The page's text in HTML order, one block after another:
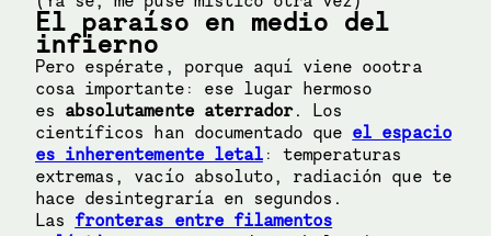
El paraíso en medio del
infierno
Pero espérate, porque aquí viene oootra
cosa importante: ese lugar hermoso
es absolutamente aterrador. Los
científicos han documentado que el espacio
es inherentemente letal: temperaturas
extremas, vacío absoluto, radiación que te
hace desintegraría en segundos.
Las fronteras entre filamentos